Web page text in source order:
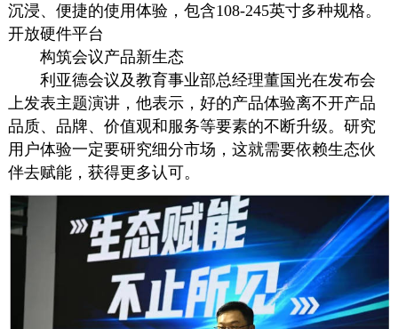
沉浸、便捷的使用体验，包含108-245英寸多种规格。
开放硬件平台
构筑会议产品新生态
利亚德会议及教育事业部总经理董国光在发布会
上发表主题演讲，他表示，好的产品体验离不开产品
品质、品牌、价值观和服务等要素的不断升级。研究
用户体验一定要研究细分市场，这就需要依赖生态伙
伴去赋能，获得更多认可。